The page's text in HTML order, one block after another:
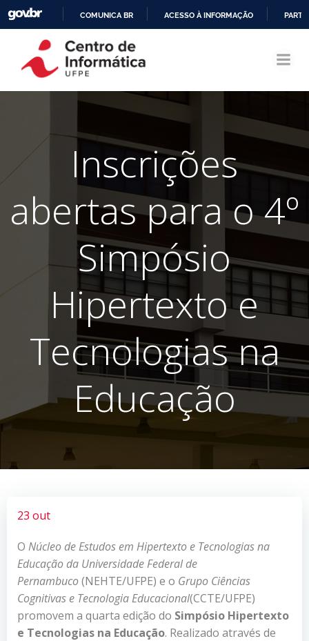
CONTEÚDO
COMUNICA BR ACESSO À INFORMAÇÃO
Inscrições
abertas para o 4º
Simpósio
Hipertexto e
Tecnologias na
Educação
23 out
O Núcleo de Estudos em Hipertexto e Tecnologias na
Educação da Universidade Federal de
Pernambuco(NEHTE/UFPE) e o Grupo Ciências
Cognitivas e Tecnologia Educacional(CCTE/UFPE)
promovem a quarta edição do Simpósio Hipertexto
e Tecnologias na Educação. Realizado através de